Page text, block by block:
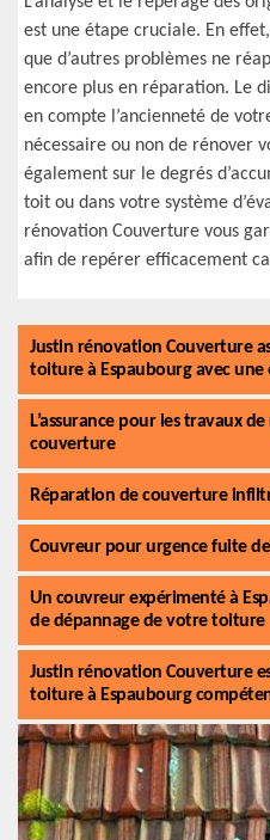
est une étape cruciale. En
que d’autres problèmes ne
encore plus en réparation. Le
en compte l’ancienneté de
nécessaire ou non de rénover
également sur le degrés
toit ou dans votre système
rénovation Couverture vous
afin de repérer efficacement
Justin rénovation Couverture
toiture à Espaubourg avec une
L’assurance pour les travaux
couverture
Réparation de couverture
Couvreur pour urgence fuite
Un couvreur expérimenté à
de dépannage de votre toiture
Justin rénovation Couverture
toiture à Espaubourg